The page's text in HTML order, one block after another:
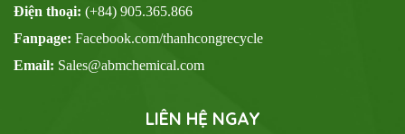
Điện thoại: (+84) 905.365.866
Fanpage: Facebook.com/thanhcongrecycle
Email: Sales@abmchemical.com
LIÊN HỆ NGAY